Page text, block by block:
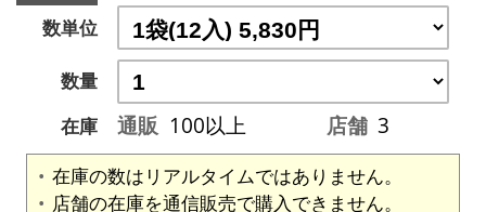
数単位
数量
在庫
通販 100以上 店舗 3
在庫の数はリアルタイムではありません。
店舗の在庫を通信販売で購入できません。